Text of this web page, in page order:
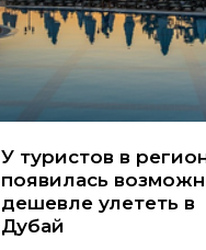
У туристов в
появилась
дешевле улететь в
Дубай